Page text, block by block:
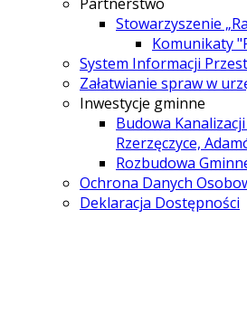
Stowarzyszenie
Komunikaty
System Informacji
Załatwianie spraw w
Inwestycje gminne
Budowa
Rzerzęczyce,
Rozbudowa
Ochrona Danych
Deklaracja Dostępności